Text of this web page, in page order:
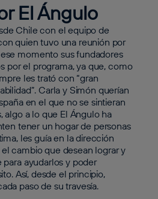
El Ángulo
Chile con el equipo de
quien tuvo una reunión por
momento sus fundadores
por el programa, ya que, como
les trató con “gran
Carla y Simón querían
en el que no se sintieran
algo a lo que El Ángulo ha
tener un hogar de personas
les guía en la dirección
cambio que desean lograr y
ayudarlos y poder
Así, desde el principio,
paso de su travesía.